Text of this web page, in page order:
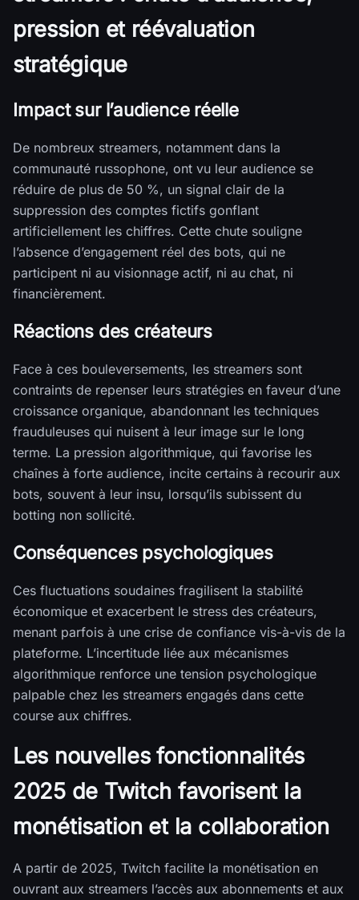
pression et réévaluation
stratégique
Impact sur l’audience réelle
De nombreux streamers, notamment dans la
communauté russophone, ont vu leur audience se
réduire de plus de 50 %, un signal clair de la
suppression des comptes fictifs gonflant
artificiellement les chiffres. Cette chute souligne
l’absence d’engagement réel des bots, qui ne
participent ni au visionnage actif, ni au chat, ni
financièrement.
Réactions des créateurs
Face à ces bouleversements, les streamers sont
contraints de repenser leurs stratégies en faveur d’une
croissance organique, abandonnant les techniques
frauduleuses qui nuisent à leur image sur le long
terme. La pression algorithmique, qui favorise les
chaînes à forte audience, incite certains à recourir aux
bots, souvent à leur insu, lorsqu’ils subissent du
botting non sollicité.
Conséquences psychologiques
Ces fluctuations soudaines fragilisent la stabilité
économique et exacerbent le stress des créateurs,
menant parfois à une crise de confiance vis-à-vis de la
plateforme. L’incertitude liée aux mécanismes
algorithmique renforce une tension psychologique
palpable chez les streamers engagés dans cette
course aux chiffres.
Les nouvelles fonctionnalités
2025 de Twitch favorisent la
monétisation et la collaboration
A partir de 2025, Twitch facilite la monétisation en
ouvrant aux streamers l’accès aux abonnements et aux